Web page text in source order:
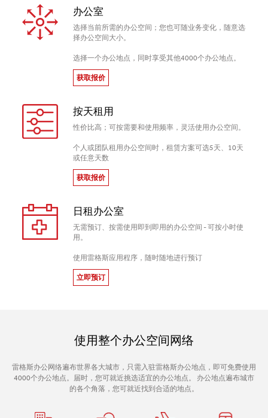
办公室
选择当前所需的办公空间；您也可随业务变化，随意选
择办公空间大小。
选择一个办公地点，同时享受其他4000个办公地点。
获取报价
按天租用
性价比高；可按需要和使用频率，灵活使用办公空间。
个人或团队租用办公空间时，租赁方案可选5天、10天
或任意天数
获取报价
日租办公室
无需预订、按需使用即到即用的办公空间 - 可按小时使
用。
使用雷格斯应用程序，随时随地进行预订
立即预订
使用整个办公空间网络
雷格斯办公网络遍布世界各大城市，只需入驻雷格斯办公地点，即可免费使用
4000个办公地点。届时，您可就近挑选适宜的办公地点。 办公地点遍布城市
的各个角落，您可就近找到合适的地点。